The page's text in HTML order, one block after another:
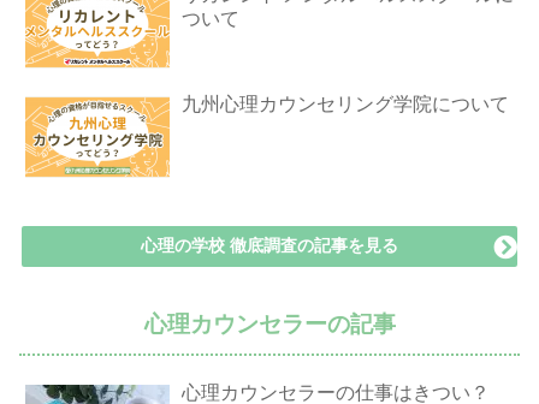
ついて
九州心理カウンセリング学院について
心理の学校 徹底調査の記事を見る
心理カウンセラーの記事
心理カウンセラーの仕事はきつい？